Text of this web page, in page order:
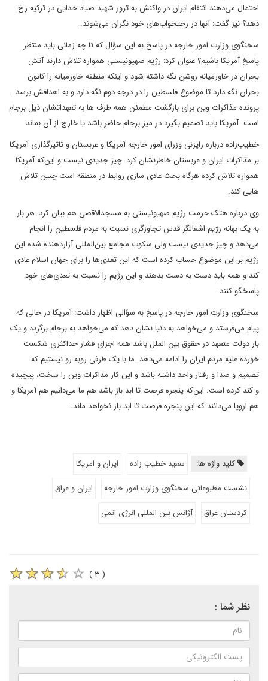
احتمال می‌دهند انتقام ایران در واکنش به ترور شهید صیاد خدایی در ترکیه رخ
دهد؟ نیز گفت: آنها در رختخواب‌های خود نگران می‌شوند.
سخنگوی وزارت امور خارجه در پاسخ به این سؤال که تا چه زمانی باید منتظر
پاسخ آمریکا باشیم؟ عنوان کرد: رژیم صهیونیستی همواره تلاش دارند آتش
بحران در خاورمیانه روشن نگه داشته شود و اینکه منطقه خاورمیانه را کانون
بحران نگه دارد تا موضوع فلسطین را در درجه دوم نگه دارد و به اهدافش برسد.
پرونده مذاکرات وین برای بازگشت مطمئن همه طرف ها به تعهداتشان ذیل برجام
است. آمریکا باید تصمیم بگیرد در میز برجام حاضر باشد یا خارج از آن بماند.
خطیب‌زاده درباره رایزنی وزرای امور خارجه آمریکا و عربستان و تاثیرگذاری آمریکا
بر مذاکرات ایران و عربستان خاطرنشان کرد: چیز جدیدی نیست و این‌که آمریکا
همواره تلاش کرده هرگاه بحث عادی سازی روابط در منطقه است چنین تلاش
هایی کند.
وی درباره هتک حرمت رژیم صهیونیستی به مسجدالاقصی هم بیان کرد: هر بار
به یک بهانه رژیم اشغالگر قدس تجاوزگری نسبت به مردم فلسطین را انجام
می‌دهد و چیز جدیدی نیست ولی سکوت مجامع بین‌المللی آزاردهنده شده این
رژیم بر این موضوع حساب کرده است که این تعدی‌ها را برای جهان اسلام عادی
کند و همه باید دست به دست بدهند و این رژیم را نسبت به تعدی‌های خود
پاسخگو کنند.
سخنگوی وزارت امور خارجه در پاسخ به سؤالی اظهار داشت: آمریکا در حالی که
پیام می‌فرستد و می‌خواهد به دنیا نشان دهد که می‌خواهد به برجام برگردد و یک
بار دولت متعهد در حقوق بین الملل باشد همه اجزای فشار حداکثری شکست
خورده علیه مردم ایران را ادامه می‌دهد. ما با یک طرفی روبه رو نیستیم که
تصمیم و صدا و رفتار واحد داشته باشد و این کار مذاکرات وین را سخت، پیچیده
و کند کرده است. این‌که پنجره فرصت تا ابد باز باشد هم ما می‌دانیم هم آمریکا و
هم اروپا می‌دانند که این پنجره فرصت تا ابد باز نخواهد ماند.
کلید واژه ها: سعید خطیب زاده
ایران و امریکا
نشست مطبوعاتی سخنگوی وزارت امور خارجه
ایران و عراق
کردستان عراق
آژانس بین المللی انرژی اتمی
( ۳ )
نظر شما :